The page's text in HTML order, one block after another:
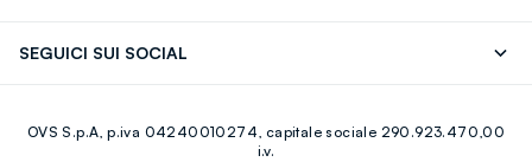
Giftcard
SEGUICI SUI SOCIAL
Youtube Linkedin
OVS S.p.A, p.iva 04240010274, capitale sociale 290.923.470,00
i.v.